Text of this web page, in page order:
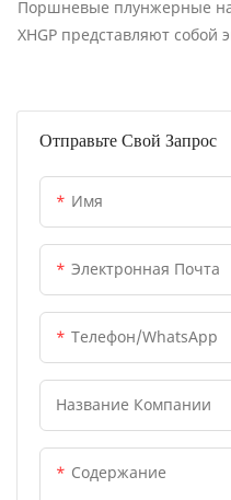
Отправьте Свой Запрос
Имя
Электронная Почта
Телефон/WhatsApp
Название Компании
Содержание
Поршневые плунжерные
XHGP представляют
сред под высоким